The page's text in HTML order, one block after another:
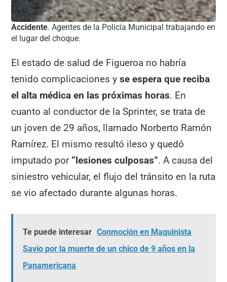
Accidente. Agentes de la Policía Municipal trabajando en
el lugar del choque.
El estado de salud de Figueroa no habría
tenido complicaciones yse espera que reciba
el alta médica en las próximas horas. En
cuanto al conductor de la Sprinter, se trata de
un joven de 29 años, llamado Norberto Ramón
Ramírez. El mismo resultó ileso y quedó
imputado por “lesiones culposas”. A causa del
siniestro vehicular, el flujo del tránsito en la ruta
se vio afectado durante algunas horas.
Te puede interesar Conmoción en Maquinista
Savio por la muerte de un chico de 9 años en la
Panamericana